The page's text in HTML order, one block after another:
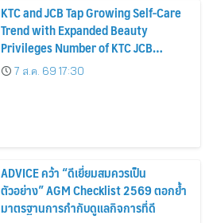
KTC and JCB Tap Growing Self-Care
Trend with Expanded Beauty
Privileges Number of KTC JCB
Cardmembers Spending on
Cosmetics Rises 26%
7 ส.ค. 69 17:30
ADVICE คว้า “ดีเยี่ยมสมควรเป็น
ตัวอย่าง” AGM Checklist 2569 ตอกย้ำ
มาตรฐานการกำกับดูแลกิจการที่ดี